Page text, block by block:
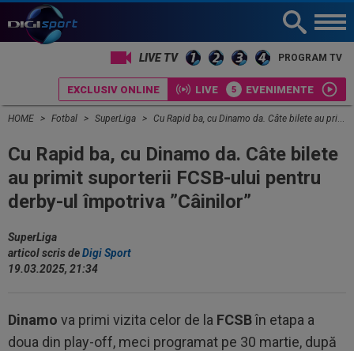
LIVE TV PROGRAM TV
EXCLUSIV ONLINE LIVE EVENIMENTE
HOME Fotbal SuperLiga Cu Rapid ba, cu Dinamo da. Câte bilete au primit suporterii FCSB-ului pentru derby-ul împotriva ”Câinilor”
Cu Rapid ba, cu Dinamo da. Câte bilete
au primit suporterii FCSB-ului pentru
derby-ul împotriva ”Câinilor”
SuperLiga
articol scris deDigi Sport
19.03.2025, 21:34
Dinamo va primi vizita celor de la FCSBîn etapa a
doua din play-off, meci programat pe 30 martie, după